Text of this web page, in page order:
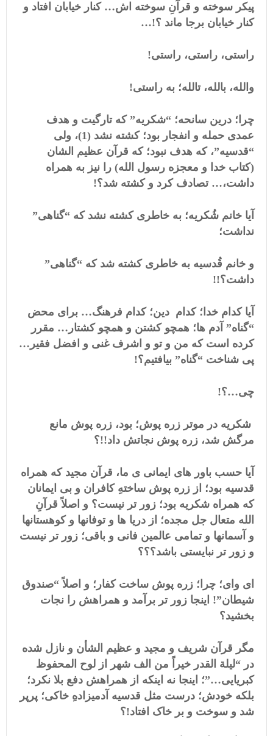
پیکر سوخته و قرآنِ سوخته اش… کنار خیابان افتاد و
کنار خیابان برجا ماند ؟!…
راستی، راستی، راستی!
والله، بالله، تالله؛ به راستی!
چرا؛ درین سانحه؛ “شکریه” که تارگیت و هدف
عمدی حمله و انفجار بود؛ کشته نشد (1)، ولی
“قدسیه”، که هدف نبود؛ که قرآن عظیم الشان
(کتاب خدا و معجزه رسول الله) را نیز به همراه
داشت،… تصادف کرد و کشته شد؟!
آیا خانم شُکریه؛ به خاطری کشته نشد که “گناهی”
نداشت؛
و خانم قُدسیه به خاطری کشته شد که “گناهی”
داشت؟!!
آیا کدام خدا؛ کدام دین؛ کدام فرهنگ… برای محض
“گناه” آدم ها؛ همچو کشتن و همچو کشتار… مقرر
کرده است که من و تو و اشرف غنی و افضل فقیر…
پی شناخت “گناه” بیافتیم؟!
چی…؟!
شکریه در موتر زره پوش؛ بود، زره پوش مانع
مرگش شد، زره پوش نجاتش داد!!؟
آیا حسب باور های ایمانی ی ما، قرآن مجید که همراه
قدسیه بود؛ از زره پوش ساختهِ کافران و بی ایمانان
که همراه شکریه بود؛ زور تر نیست؟ و اصلاً قرآنِ
الله متعال جل مجده؛ از دریا ها و توفانها و کوهستانها
و آسمانها و تمامی عالمین فانی و باقی؛ زور تر نیست
و زور تر نبایستی باشد؟؟؟
ای وای؛ چرا؛ زره پوش ساخت کفار؛ و اصلاً “صندوق
شیطان”! اینجا زور تر برآمد و همراهش را نجات
بخشید؟
مگر قرآن شریف و مجید و عظیم الشأن و نازل شده
در “لیلة القدر خیراً من الف شهر از لوح المحفوظ
کبریایی…”؛ اینجا نه اینکه از همراهش دفع بلا نکرد؛
بلکه خودش؛ درست مثل قدسیه آدمیزادهِ خاکی؛ پرپر
شد و سوخت و بر خاک افتاد!؟